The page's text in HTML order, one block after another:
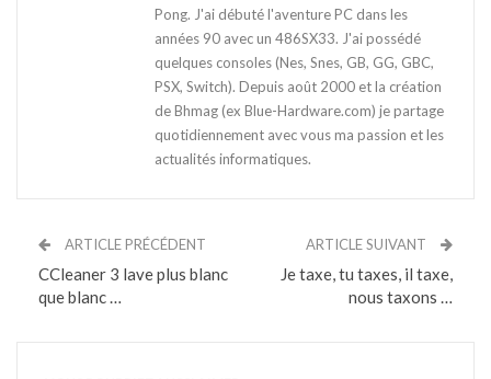
Pong. J'ai débuté l'aventure PC dans les
années 90 avec un 486SX33. J'ai possédé
quelques consoles (Nes, Snes, GB, GG, GBC,
PSX, Switch). Depuis août 2000 et la création
de Bhmag (ex Blue-Hardware.com) je partage
quotidiennement avec vous ma passion et les
actualités informatiques.
ARTICLE PRÉCÉDENT
CCleaner 3 lave plus blanc
que blanc …
ARTICLE SUIVANT
Je taxe, tu taxes, il taxe,
nous taxons …